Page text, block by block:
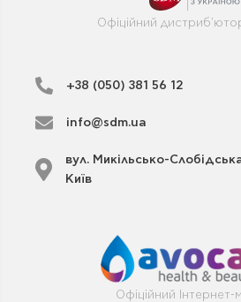
Офіційний дистриб'ютор
+38 (050) 381 56 12
info@sdm.ua
вул. Микільсько-
Київ
Офіційний Інтернет-